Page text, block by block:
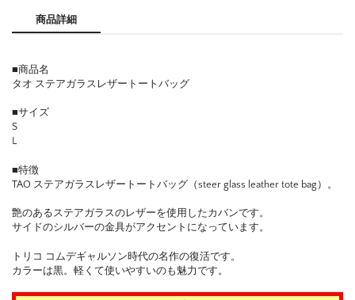
商品詳細
■商品名
タオ ステアガラスレザートートバッグ
■サイズ
S
L
■特徴
TAO ステアガラスレザートートバッグ（steer glass leather tote bag）。
艶のあるステアガラスのレザーを使用したカバンです。
サイドのシルバーの金具がアクセントになっています。
トリコ コムデギャルソン時代の名作の復活です。
カラーは黒。軽くて使いやすいのも魅力です。